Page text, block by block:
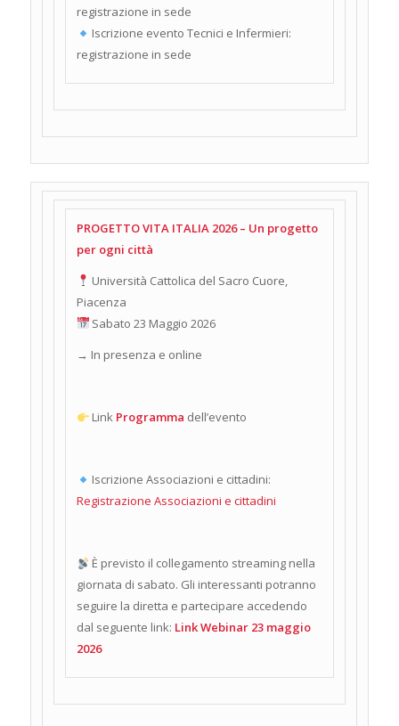
registrazione in sede
Iscrizione evento Tecnici e Infermieri:
registrazione in sede
PROGETTO VITA ITALIA 2026 – Un progetto
per ogni città
Università Cattolica del Sacro Cuore,
Piacenza
Sabato 23 Maggio 2026
→ In presenza e online
Link Programma dell’evento
Iscrizione Associazioni e cittadini:
Registrazione Associazioni e cittadini
È previsto il collegamento streaming nella
giornata di sabato. Gli interessanti potranno
seguire la diretta e partecipare accedendo
dal seguente link: Link Webinar 23 maggio
2026